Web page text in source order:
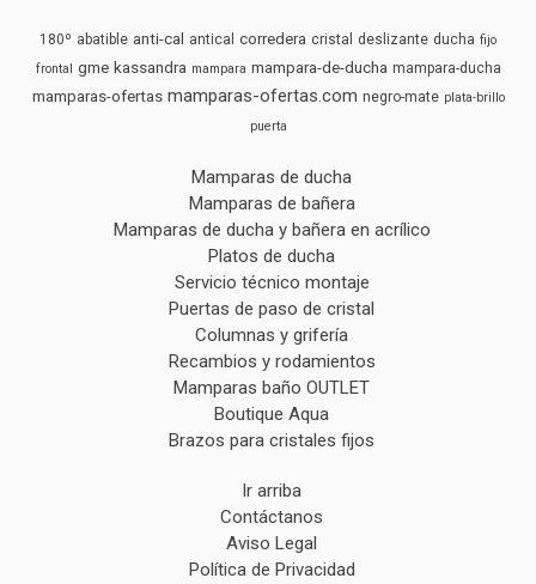
180º abatible anti-cal antical corredera cristal deslizante ducha fijo
frontal gme kassandra mampara mampara-de-ducha mampara-ducha
mamparas-ofertas mamparas-ofertas.com negro-mate plata-brillo
puerta
Mamparas de ducha
Mamparas de bañera
Mamparas de ducha y bañera en acrílico
Platos de ducha
Servicio técnico montaje
Puertas de paso de cristal
Columnas y grifería
Recambios y rodamientos
Mamparas baño OUTLET
Boutique Aqua
Brazos para cristales fijos
Ir arriba
Contáctanos
Aviso Legal
Política de Privacidad